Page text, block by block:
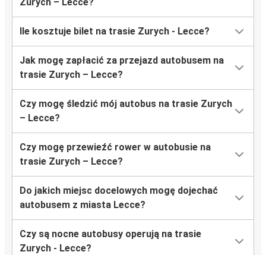
Ile kosztuje bilet na trasie Zurych - Lecce?
Jak mogę zapłacić za przejazd autobusem na
trasie Zurych – Lecce?
Czy mogę śledzić mój autobus na trasie Zurych
– Lecce?
Czy mogę przewieźć rower w autobusie na
trasie Zurych – Lecce?
Do jakich miejsc docelowych mogę dojechać
autobusem z miasta Lecce?
Czy są nocne autobusy operują na trasie
Zurych - Lecce?